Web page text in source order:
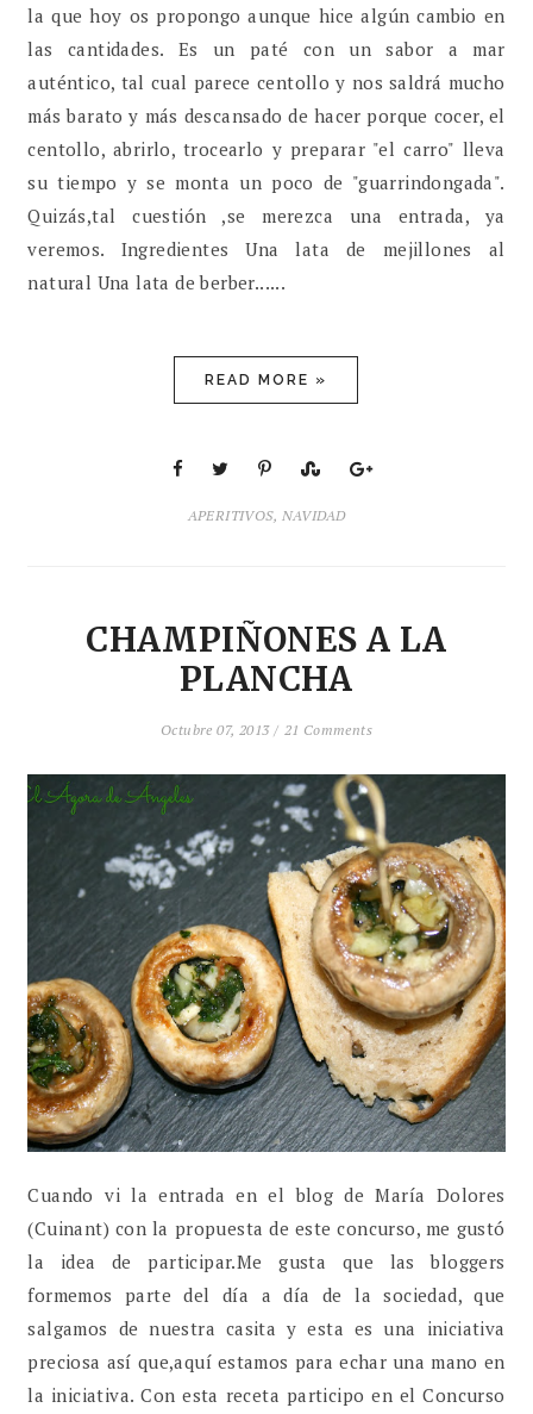
la que hoy os propongo aunque hice algún cambio en
las cantidades. Es un paté con un sabor a mar
auténtico, tal cual parece centollo y nos saldrá mucho
más barato y más descansado de hacer porque cocer, el
centollo, abrirlo, trocearlo y preparar "el carro" lleva
su tiempo y se monta un poco de "guarrindongada".
Quizás,tal cuestión ,se merezca una entrada, ya
veremos. Ingredientes Una lata de mejillones al
natural Una lata de berber......
READ MORE »
APERITIVOS, NAVIDAD
CHAMPIÑONES A LA
PLANCHA
Octubre 07, 2013 / 21 Comments
Cuando vi la entrada en el blog de María Dolores
(Cuinant) con la propuesta de este concurso, me gustó
la idea de participar.Me gusta que las bloggers
formemos parte del día a día de la sociedad, que
salgamos de nuestra casita y esta es una iniciativa
preciosa así que,aquí estamos para echar una mano en
la iniciativa. Con esta receta participo en el Concurso